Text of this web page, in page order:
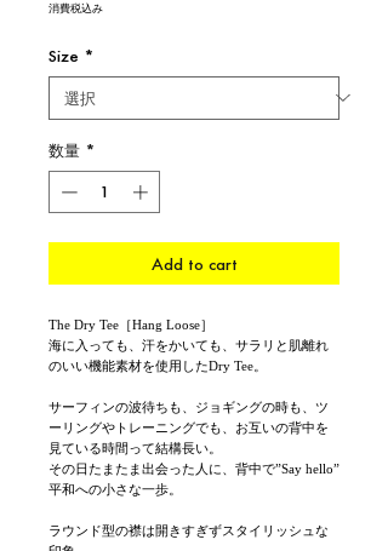
消費税込み
Size *
数量 *
Add to cart
The Dry Tee［Hang Loose］
海に入っても、汗をかいても、サラリと肌離れ
のいい機能素材を使用したDry Tee。
サーフィンの波待ちも、ジョギングの時も、ツ
ーリングやトレーニングでも、お互いの背中を
見ている時間って結構長い。
その日たまたま出会った人に、背中で”Say hello”
平和への小さな一歩。
ラウンド型の襟は開きすぎずスタイリッシュな